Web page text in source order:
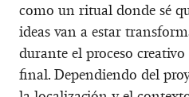
como un ritual donde sé
ideas van a estar
durante el proceso
final. Dependiendo del